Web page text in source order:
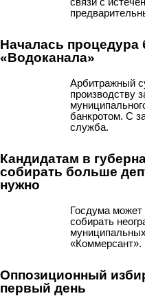
Началась процедура
«Водоканала»
Арбитражный
производству
банкротом. С
служба.
Кандидатам в
собирать больше
нужно
Госдума может
собирать
«Коммерсант».
Оппозиционный
первый день